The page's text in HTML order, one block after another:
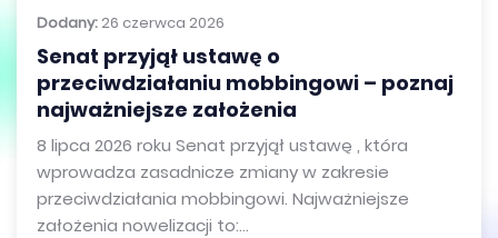
Dodany: 26 czerwca 2026
Senat przyjął ustawę o
przeciwdziałaniu mobbingowi – poznaj
najważniejsze założenia
8 lipca 2026 roku Senat przyjął ustawę , która
wprowadza zasadnicze zmiany w zakresie
przeciwdziałania mobbingowi. Najważniejsze
założenia nowelizacji to:...